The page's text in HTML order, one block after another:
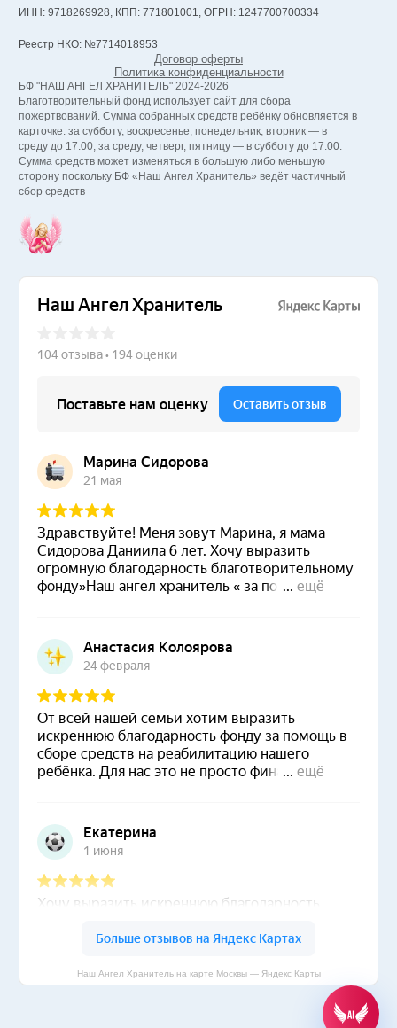
ИНН: 9718269928, КПП: 771801001, ОГРН: 1247700700334
Реестр НКО: №7714018953
Договор оферты
Политика конфиденциальности
БФ "НАШ АНГЕЛ ХРАНИТЕЛЬ" 2024-2026
Благотворительный фонд использует сайт для сбора
пожертвований. Сумма собранных средств ребёнку обновляется в
карточке: за субботу, воскресенье, понедельник, вторник — в
среду до 17.00; за среду, четверг, пятницу — в субботу до 17.00.
Сумма средств может изменяться в большую либо меньшую
сторону поскольку БФ «Наш Ангел Хранитель» ведёт частичный
сбор средств
Наш Ангел Хранитель на карте Москвы — Яндекс Карты